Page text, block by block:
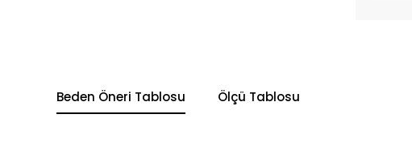
Beden Öneri Tablosu Ölçü Tablosu